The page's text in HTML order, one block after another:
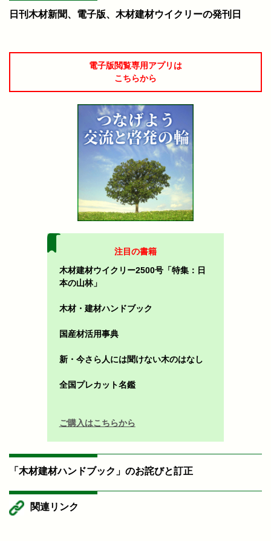
日刊木材新聞、電子版、木材建材ウイクリーの発刊日
電子版閲覧専用アプリは
こちらから
注目の書籍
木材建材ウイクリー2500号「特集：日
本の山林」
木材・建材ハンドブック
国産材活用事典
新・今さら人には聞けない木のはなし
全国プレカット名鑑
ご購入はこちらから
「木材建材ハンドブック」のお詫びと訂正
関連リンク